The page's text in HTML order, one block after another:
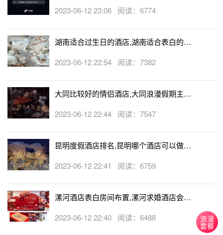
2023-06-12 23:06 阅读：6774
湖南适合过生日的酒店,湖南适合表白的酒
2023-06-12 22:54 阅读：7382
大同比较好的情侣酒店,大同浪漫假期主题
2023-06-12 22:44 阅读：7547
昆明度假酒店排名,昆明哪个酒店可以做求
2023-06-12 22:41 阅读：6759
漯河酒店表白房间布置,漯河求婚酒店会帮
2023-06-12 22:40 阅读：6488 浪漫
套餐